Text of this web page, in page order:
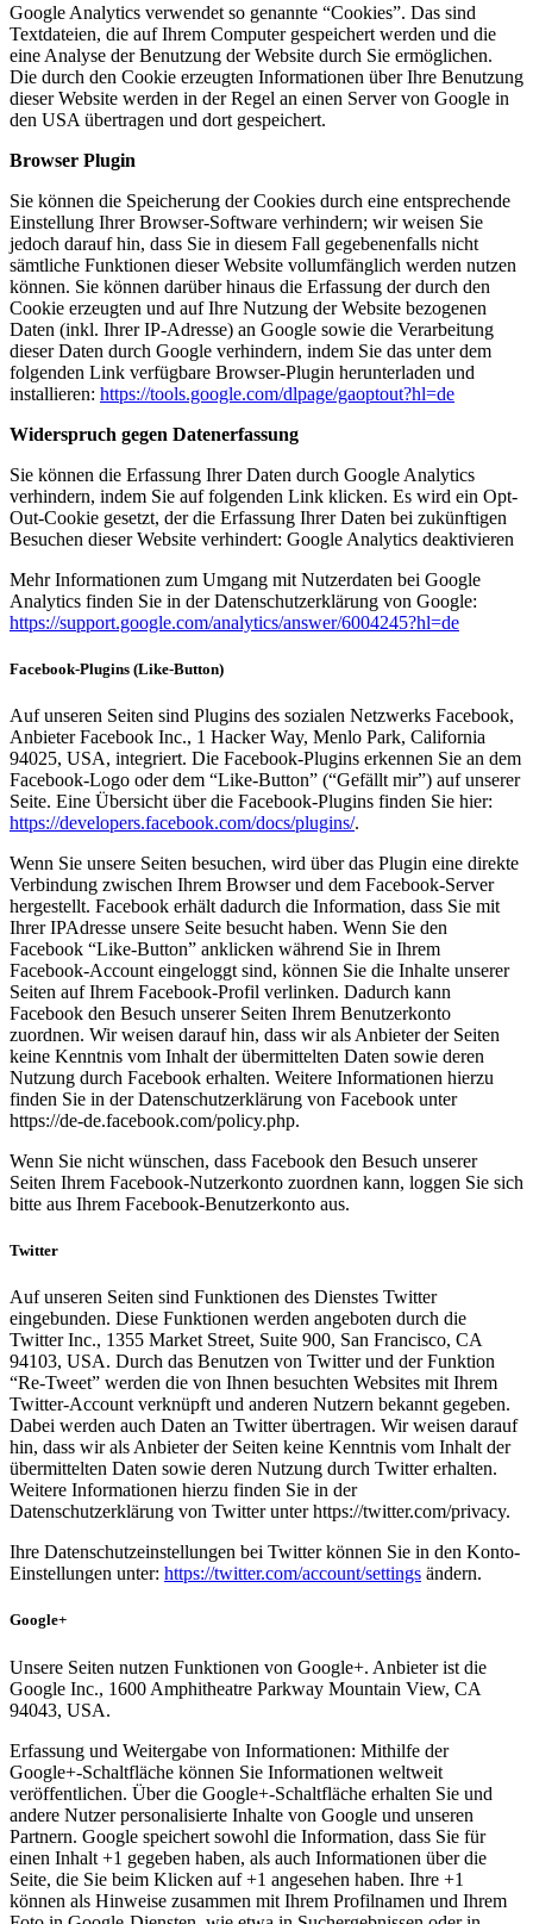
Google Analytics verwendet so genannte “Cookies”. Das sind
Textdateien, die auf Ihrem Computer gespeichert werden und die
eine Analyse der Benutzung der Website durch Sie ermöglichen.
Die durch den Cookie erzeugten Informationen über Ihre Benutzung
dieser Website werden in der Regel an einen Server von Google in
den USA übertragen und dort gespeichert.
Browser Plugin
Sie können die Speicherung der Cookies durch eine entsprechende
Einstellung Ihrer Browser-Software verhindern; wir weisen Sie
jedoch darauf hin, dass Sie in diesem Fall gegebenenfalls nicht
sämtliche Funktionen dieser Website vollumfänglich werden nutzen
können. Sie können darüber hinaus die Erfassung der durch den
Cookie erzeugten und auf Ihre Nutzung der Website bezogenen
Daten (inkl. Ihrer IP-Adresse) an Google sowie die Verarbeitung
dieser Daten durch Google verhindern, indem Sie das unter dem
folgenden Link verfügbare Browser-Plugin herunterladen und
installieren: https://tools.google.com/dlpage/gaoptout?hl=de
Widerspruch gegen Datenerfassung
Sie können die Erfassung Ihrer Daten durch Google Analytics
verhindern, indem Sie auf folgenden Link klicken. Es wird ein Opt-
Out-Cookie gesetzt, der die Erfassung Ihrer Daten bei zukünftigen
Besuchen dieser Website verhindert: Google Analytics deaktivieren
Mehr Informationen zum Umgang mit Nutzerdaten bei Google
Analytics finden Sie in der Datenschutzerklärung von Google:
https://support.google.com/analytics/answer/6004245?hl=de
Facebook-Plugins (Like-Button)
Auf unseren Seiten sind Plugins des sozialen Netzwerks Facebook,
Anbieter Facebook Inc., 1 Hacker Way, Menlo Park, California
94025, USA, integriert. Die Facebook-Plugins erkennen Sie an dem
Facebook-Logo oder dem “Like-Button” (“Gefällt mir”) auf unserer
Seite. Eine Übersicht über die Facebook-Plugins finden Sie hier:
https://developers.facebook.com/docs/plugins/.
Wenn Sie unsere Seiten besuchen, wird über das Plugin eine direkte
Verbindung zwischen Ihrem Browser und dem Facebook-Server
hergestellt. Facebook erhält dadurch die Information, dass Sie mit
Ihrer IPAdresse unsere Seite besucht haben. Wenn Sie den
Facebook “Like-Button” anklicken während Sie in Ihrem
Facebook-Account eingeloggt sind, können Sie die Inhalte unserer
Seiten auf Ihrem Facebook-Profil verlinken. Dadurch kann
Facebook den Besuch unserer Seiten Ihrem Benutzerkonto
zuordnen. Wir weisen darauf hin, dass wir als Anbieter der Seiten
keine Kenntnis vom Inhalt der übermittelten Daten sowie deren
Nutzung durch Facebook erhalten. Weitere Informationen hierzu
finden Sie in der Datenschutzerklärung von Facebook unter
https://de-de.facebook.com/policy.php.
Wenn Sie nicht wünschen, dass Facebook den Besuch unserer
Seiten Ihrem Facebook-Nutzerkonto zuordnen kann, loggen Sie sich
bitte aus Ihrem Facebook-Benutzerkonto aus.
Twitter
Auf unseren Seiten sind Funktionen des Dienstes Twitter
eingebunden. Diese Funktionen werden angeboten durch die
Twitter Inc., 1355 Market Street, Suite 900, San Francisco, CA
94103, USA. Durch das Benutzen von Twitter und der Funktion
“Re-Tweet” werden die von Ihnen besuchten Websites mit Ihrem
Twitter-Account verknüpft und anderen Nutzern bekannt gegeben.
Dabei werden auch Daten an Twitter übertragen. Wir weisen darauf
hin, dass wir als Anbieter der Seiten keine Kenntnis vom Inhalt der
übermittelten Daten sowie deren Nutzung durch Twitter erhalten.
Weitere Informationen hierzu finden Sie in der
Datenschutzerklärung von Twitter unter https://twitter.com/privacy.
Ihre Datenschutzeinstellungen bei Twitter können Sie in den Konto-
Einstellungen unter: https://twitter.com/account/settings ändern.
Google+
Unsere Seiten nutzen Funktionen von Google+. Anbieter ist die
Google Inc., 1600 Amphitheatre Parkway Mountain View, CA
94043, USA.
Erfassung und Weitergabe von Informationen: Mithilfe der
Google+-Schaltfläche können Sie Informationen weltweit
veröffentlichen. Über die Google+-Schaltfläche erhalten Sie und
andere Nutzer personalisierte Inhalte von Google und unseren
Partnern. Google speichert sowohl die Information, dass Sie für
einen Inhalt +1 gegeben haben, als auch Informationen über die
Seite, die Sie beim Klicken auf +1 angesehen haben. Ihre +1
können als Hinweise zusammen mit Ihrem Profilnamen und Ihrem